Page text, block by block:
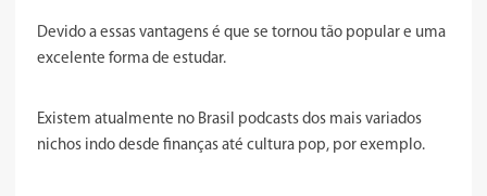
Devido a essas vantagens é que se tornou tão popular e uma
excelente forma de estudar.
Existem atualmente no Brasil podcasts dos mais variados
nichos indo desde finanças até cultura pop, por exemplo.